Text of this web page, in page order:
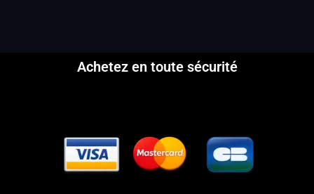
Achetez en toute sécurité